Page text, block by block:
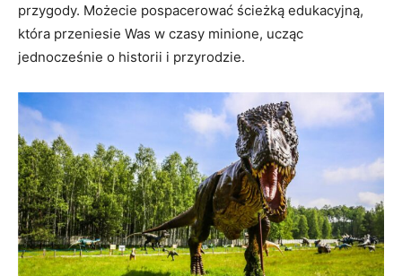
przygody. Możecie pospacerować ścieżką edukacyjną,
która przeniesie Was w czasy minione, ucząc
jednocześnie o historii i przyrodzie.